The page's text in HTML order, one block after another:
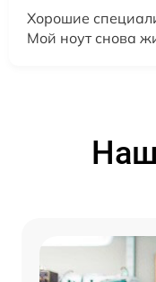
Хорошие
Мой ноут снова